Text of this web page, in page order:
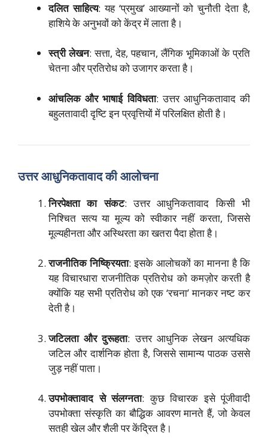
दलित साहित्य: यह ‘प्रमुख’ आख्यानों को चुनौती देता है,
हाशिये के अनुभवों को केंद्र में लाता है।
स्त्री लेखन: सत्ता, देह, पहचान, लैंगिक भूमिकाओं के प्रति
चेतना और प्रतिरोध को उजागर करता है।
आंचलिक और भाषाई विविधता: उत्तर आधुनिकतावाद की
बहुलतावादी दृष्टि इन प्रवृत्तियों में परिलक्षित होती है।
उत्तर आधुनिकतावाद की आलोचना
निरपेक्षता का संकट: उत्तर आधुनिकतावाद किसी भी
निश्चित सत्य या मूल्य को स्वीकार नहीं करता, जिससे
मूल्यहीनता और अस्थिरता का खतरा पैदा होता है।
राजनीतिक निष्क्रियता: इसके आलोचकों का मानना है कि
यह विचारधारा राजनीतिक प्रतिरोध को कमज़ोर करती है
क्योंकि यह सभी प्रतिरोध को एक ‘रचना’ मानकर नष्ट कर
देती है।
जटिलता और दुरूहता: उत्तर आधुनिक लेखन अत्यधिक
जटिल और दार्शनिक होता है, जिससे सामान्य पाठक उससे
जुड़ नहीं पाता।
उपभोक्तावाद से संलग्नता: कुछ विचारक इसे पूंजीवादी
उपभोक्ता संस्कृति का बौद्धिक आवरण मानते हैं, जो केवल
सतही खेल और शैली पर केंद्रित है।